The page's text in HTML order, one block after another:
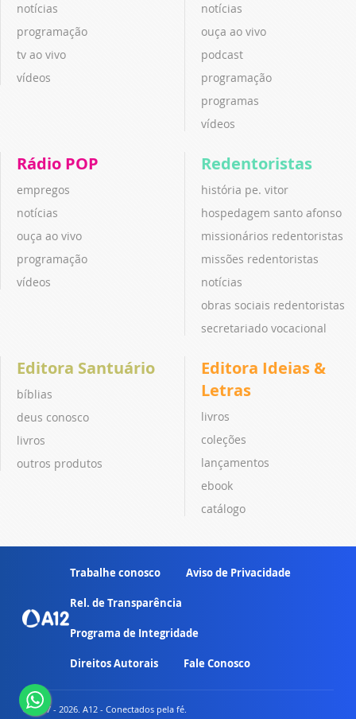
notícias
programação
tv ao vivo
vídeos
notícias
ouça ao vivo
podcast
programação
programas
vídeos
Rádio POP
empregos
notícias
ouça ao vivo
programação
vídeos
Redentoristas
história pe. vitor
hospedagem santo afonso
missionários redentoristas
missões redentoristas
notícias
obras sociais redentoristas
secretariado vocacional
Editora Santuário
bíblias
deus conosco
livros
outros produtos
Editora Ideias &
Letras
livros
coleções
lançamentos
ebook
catálogo
Trabalhe conosco Aviso de Privacidade
Rel. de Transparência
Programa de Integridade
Direitos Autorais Fale Conosco
© 2007 - 2026. A12 - Conectados pela fé.